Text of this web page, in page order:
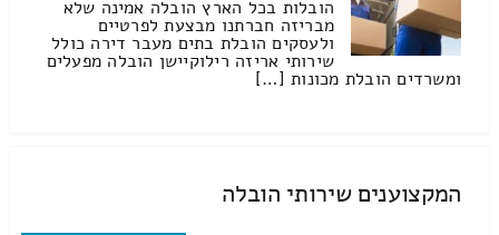
הובלות בכל הארץ הובלה אמינה שלא
מבריזה חברתנו מבצעת לפרטיים
ולעסקים הובלת בתים מעבר דירה כולל
שירותי אריזה רילוקיישן הובלה מפעלים
ומשרדים הובלת מכונות […]
המקצוענים שירותי הובלה